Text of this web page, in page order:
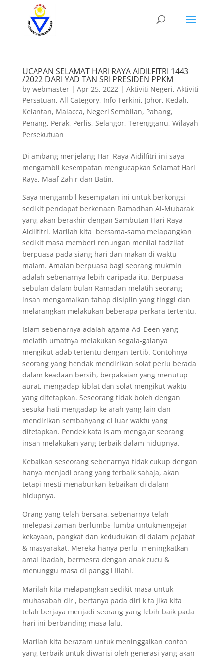
UCAPAN SELAMAT HARI RAYA AIDILFITRI 1443
/2022 DARI YAD TAN SRI PRESIDEN PPKM
by webmaster| Apr 25, 2022| Aktiviti Negeri, Aktiviti
Persatuan, All Category, Info Terkini, Johor, Kedah,
Kelantan, Malacca, Negeri Sembilan, Pahang,
Penang, Perak, Perlis, Selangor, Terengganu, Wilayah
Persekutuan
Di ambang menjelang Hari Raya Aidilfitri ini saya
mengambil kesempatan mengucapkan Selamat Hari
Raya, Maaf Zahir dan Batin.
Saya mengambil kesempatan ini untuk berkongsi
sedikit pendapat berkenaan Ramadhan Al-Mubarak
yang akan berakhir dengan Sambutan Hari Raya
Aidilfitri. Marilah kita bersama-sama melapangkan
sedikit masa memberi renungan menilai fadzilat
berpuasa pada siang hari dan makan di waktu
malam. Amalan berpuasa bagi seorang mukmin
adalah sebenarnya lebih daripada itu. Berpuasa
sebulan dalam bulan Ramadan melatih seorang
insan mengamalkan tahap disiplin yang tinggi dan
melarangkan melakukan beberapa perkara tertentu.
Islam sebenarnya adalah agama Ad-Deen yang
melatih umatnya melakukan segala-galanya
mengikut adab tertentu dengan tertib. Contohnya
seorang yang hendak mendirikan solat perlu berada
dalam keadaan bersih, berpakaian yang menutup
aurat, mengadap kiblat dan solat mengikut waktu
yang ditetapkan. Seseorang tidak boleh dengan
sesuka hati mengadap ke arah yang lain dan
mendirikan sembahyang di luar waktu yang
ditetapkan. Pendek kata Islam mengajar seorang
insan melakukan yang terbaik dalam hidupnya.
Kebaikan seseorang sebenarnya tidak cukup dengan
hanya menjadi orang yang terbaik sahaja, akan
tetapi mesti menaburkan kebaikan di dalam
hidupnya.
Orang yang telah bersara, sebenarnya telah
melepasi zaman berlumba-lumba untukmengejar
kekayaan, pangkat dan kedudukan di dalam pejabat
& masyarakat. Mereka hanya perlu meningkatkan
amal ibadah, bermesra dengan anak cucu &
menunggu masa di panggil Illahi.
Marilah kita melapangkan sedikit masa untuk
muhasabah diri, bertanya pada diri kita jika kita
telah berjaya menjadi seorang yang lebih baik pada
hari ini berbanding masa lalu.
Marilah kita berazam untuk meninggalkan contoh
yang terbaik untuk diwarisi oleh generasi yang akan